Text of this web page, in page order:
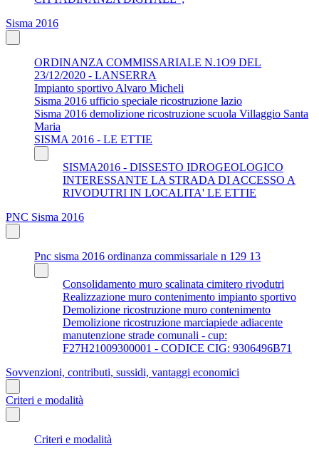
Sisma 2016
ORDINANZA COMMISSARIALE N.1O9 DEL
23/12/2020 - LANSERRA
Impianto sportivo Alvaro Micheli
Sisma 2016 ufficio speciale ricostruzione lazio
Sisma 2016 demolizione ricostruzione scuola Villaggio Santa
Maria
SISMA 2016 - LE ETTIE
SISMA2016 - DISSESTO IDROGEOLOGICO
INTERESSANTE LA STRADA DI ACCESSO A
RIVODUTRI IN LOCALITA' LE ETTIE
PNC Sisma 2016
Pnc sisma 2016 ordinanza commissariale n 129 13
Consolidamento muro scalinata cimitero rivodutri
Realizzazione muro contenimento impianto sportivo
Demolizione ricostruzione muro contenimento
Demolizione ricostruzione marciapiede adiacente
manutenzione strade comunali - cup:
F27H21009300001 - CODICE CIG: 9306496B71
Sovvenzioni, contributi, sussidi, vantaggi economici
Criteri e modalità
Criteri e modalità